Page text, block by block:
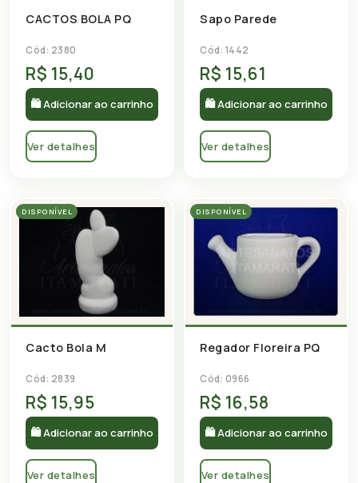
CACTOS BOLA PQ
Cód: 2380
R$ 15,40
🛍 Adicionar ao carrinho
Ver detalhes
Sapo Parede
Cód: 1442
R$ 15,61
🛍 Adicionar ao carrinho
Ver detalhes
DISPONÍVEL
Cacto Bola M
Cód: 2839
R$ 15,95
🛍 Adicionar ao carrinho
Ver detalhes
DISPONÍVEL
Regador Floreira PQ
Cód: 0966
R$ 16,58
🛍 Adicionar ao carrinho
Ver detalhes